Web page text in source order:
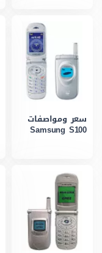
سعر ومواصفات
Samsung S100